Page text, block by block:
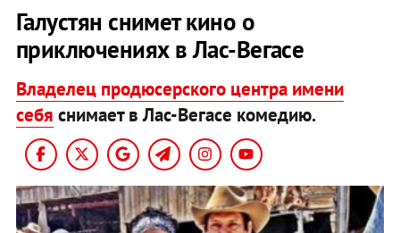
Галустян снимет кино о
приключениях в Лас-Вегасе
Владелец продюсерского центра имени
себя снимает в Лас-Вегасе комедию.